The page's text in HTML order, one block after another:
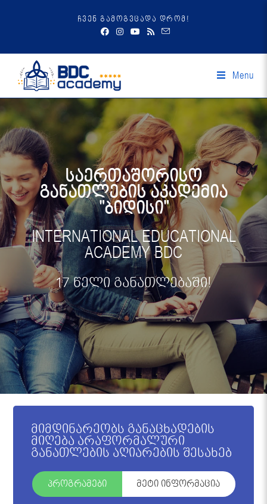
ჩვენ გამოგვცადა დრომ!
Menu
საერთაშორისო
განათლების აკადემია
"ბიდისი"
INTERNATIONAL EDUCATIONAL
ACADEMY BDC
17 წელი განათლებაში!
მიმდინარეობს განაცხადების
მიღება არაფორმალური
განათლების აღიარების შესახებ
პროგრამები მეტი ინფორმაცია